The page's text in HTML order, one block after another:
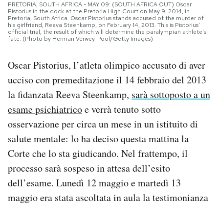
I MIEI PREFERITI
SHOP
CALENDARIO
Area Personale
Newsletter
Notifiche mobile
Hai bisogno di aiuto?
Esci
PRETORIA, SOUTH AFRICA - MAY 09: (SOUTH AFRICA OUT) Oscar
Pistorius in the dock at the Pretoria High Court on May 9, 2014, in
Pretoria, South Africa. Oscar Pistorius stands accused of the murder of
his girlfriend, Reeva Steenkamp, on February 14, 2013. This is Pistorius'
official trial, the result of which will determine the paralympian athlete's
fate. (Photo by Herman Verwey-Pool/Getty Images)
Oscar Pistorius, l’atleta olimpico accusato di aver
ucciso con premeditazione il 14 febbraio del 2013
la fidanzata Reeva Steenkamp, sarà sottoposto a un
esame psichiatricoe verrà tenuto sotto
osservazione per circa un mese in un istituito di
salute mentale: lo ha deciso questa mattina la
Corte che lo sta giudicando. Nel frattempo, il
processo sarà sospeso in attesa dell’esito
dell’esame. Lunedì 12 maggio e martedì 13
maggio era stata ascoltata in aula la testimonianza